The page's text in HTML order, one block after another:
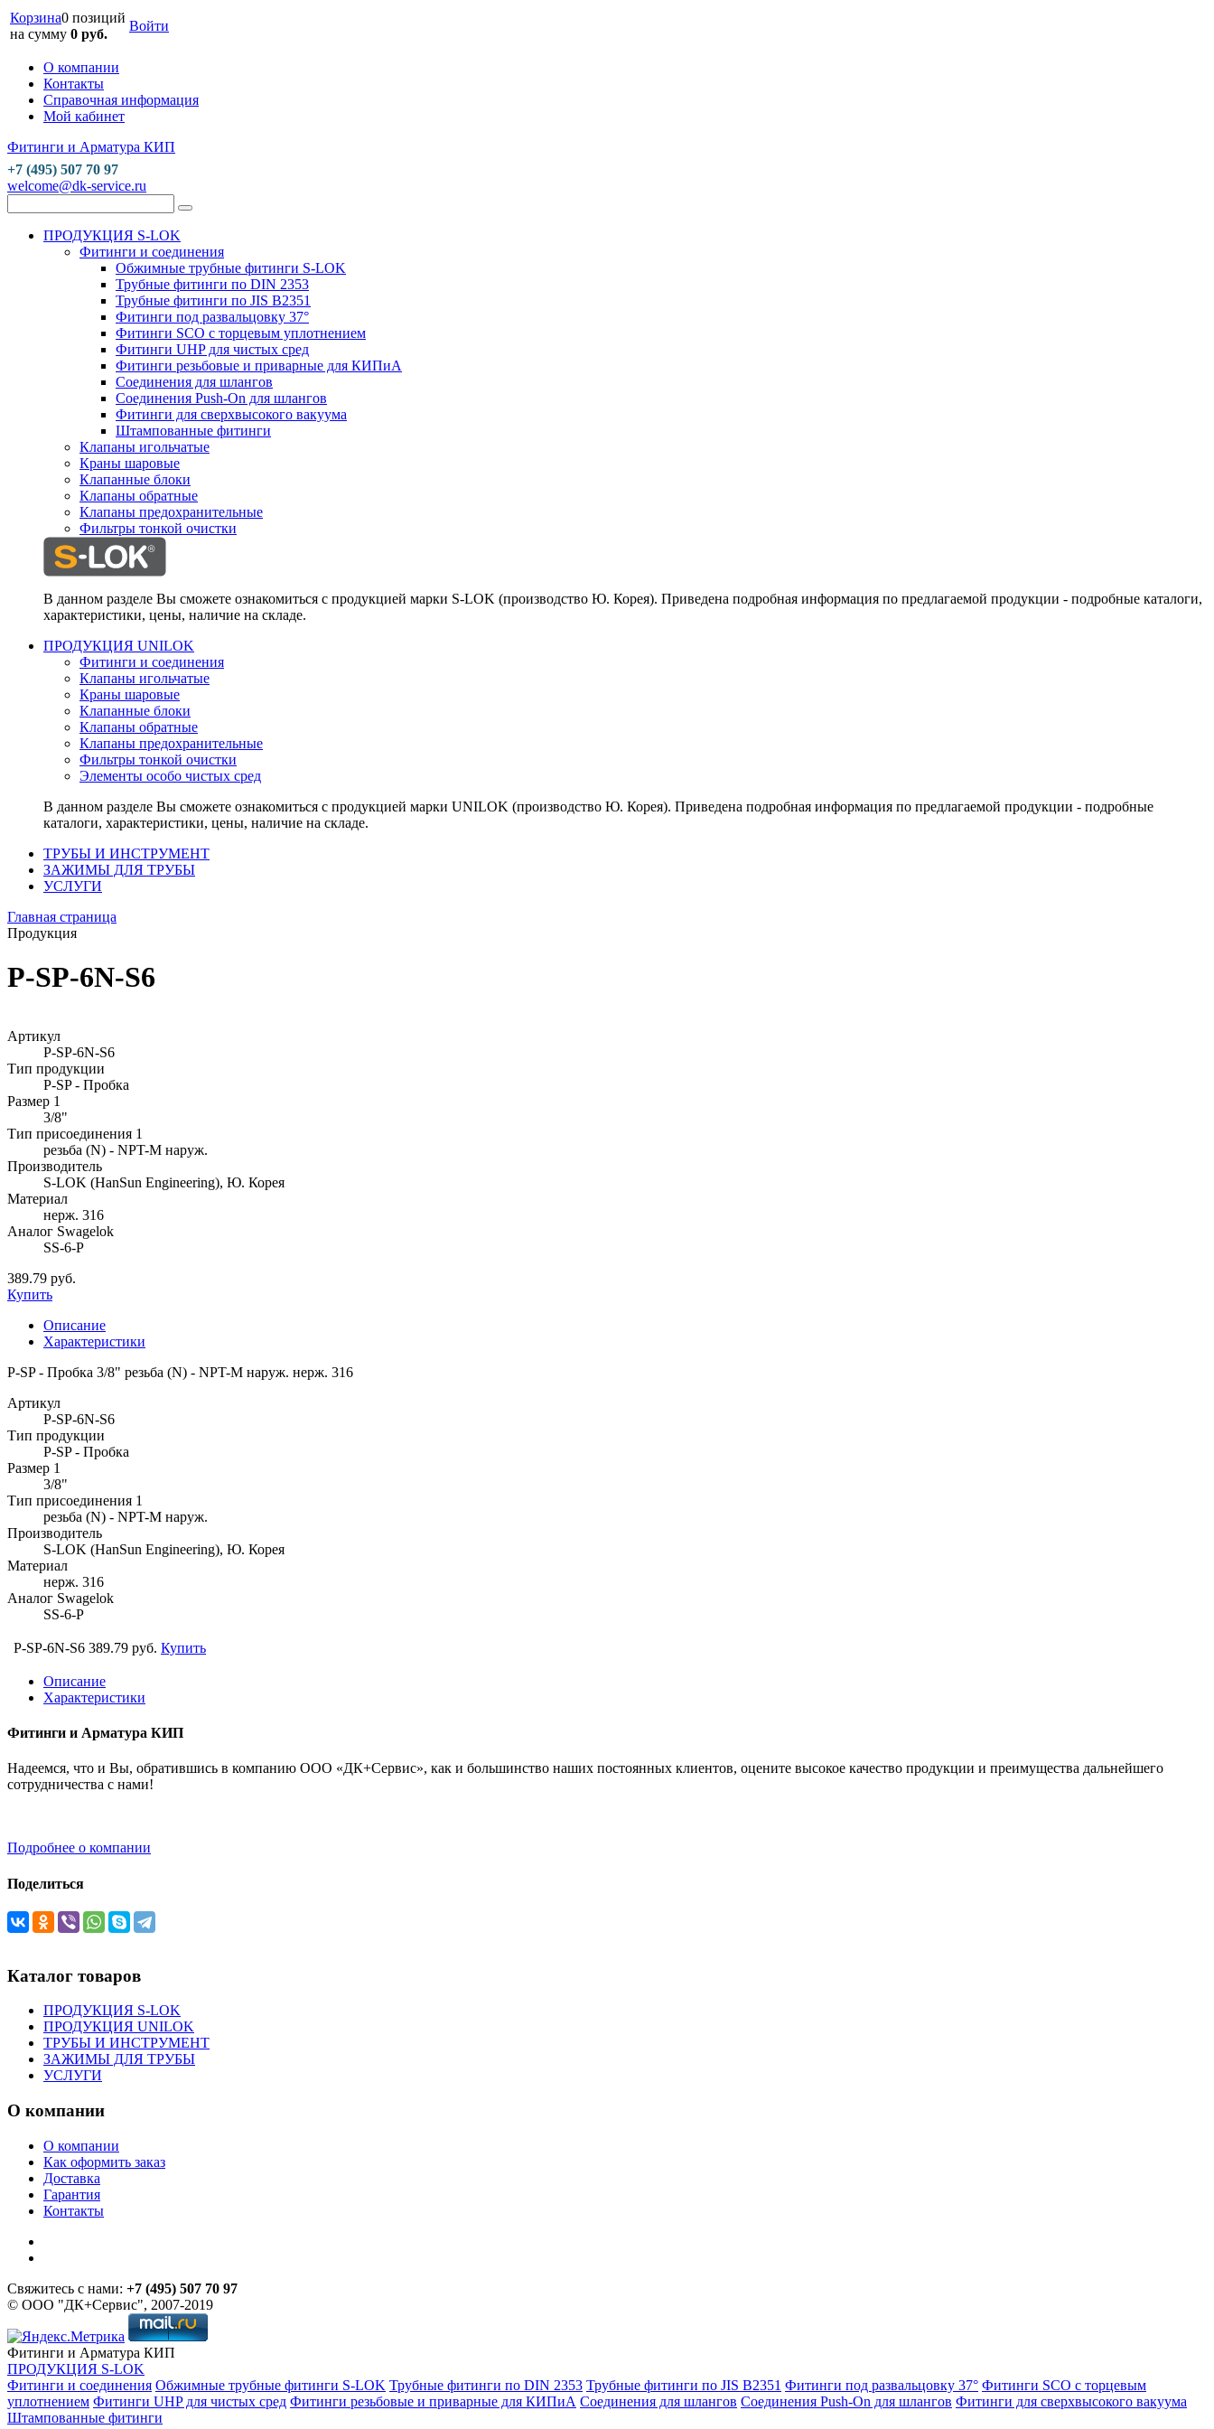
Корзина0 позиций
на сумму 0 руб.
Войти
О компании
Контакты
Справочная информация
Мой кабинет
Фитинги и Арматура КИП
+7 (495) 507 70 97
welcome@dk-service.ru
ПРОДУКЦИЯ S-LOK
Фитинги и соединения
Обжимные трубные фитинги S-LOK
Трубные фитинги по DIN 2353
Трубные фитинги по JIS B2351
Фитинги под развальцовку 37°
Фитинги SCO с торцевым уплотнением
Фитинги UHP для чистых сред
Фитинги резьбовые и приварные для КИПиА
Соединения для шлангов
Соединения Push-On для шлангов
Фитинги для сверхвысокого вакуума
Штампованные фитинги
Клапаны игольчатые
Краны шаровые
Клапанные блоки
Клапаны обратные
Клапаны предохранительные
Фильтры тонкой очистки
В данном разделе Вы сможете ознакомиться с продукцией марки S-LOK (производство Ю. Корея). Приведена подробная информация по предлагаемой продукции - подробные каталоги,
характеристики, цены, наличие на складе.
ПРОДУКЦИЯ UNILOK
Фитинги и соединения
Клапаны игольчатые
Краны шаровые
Клапанные блоки
Клапаны обратные
Клапаны предохранительные
Фильтры тонкой очистки
Элементы особо чистых сред
В данном разделе Вы сможете ознакомиться с продукцией марки UNILOK (производство Ю. Корея). Приведена подробная информация по предлагаемой продукции - подробные
каталоги, характеристики, цены, наличие на складе.
ТРУБЫ И ИНСТРУМЕНТ
ЗАЖИМЫ ДЛЯ ТРУБЫ
УСЛУГИ
Главная страница
Продукция
P-SP-6N-S6
Артикул
P-SP-6N-S6
Тип продукции
P-SP - Пробка
Размер 1
3/8"
Тип присоединения 1
резьба (N) - NPT-M наруж.
Производитель
S-LOK (HanSun Engineering), Ю. Корея
Материал
нерж. 316
Аналог Swagelok
SS-6-P
389.79 руб.
Купить
Описание
Характеристики
P-SP - Пробка 3/8" резьба (N) - NPT-M наруж. нерж. 316
Артикул
P-SP-6N-S6
Тип продукции
P-SP - Пробка
Размер 1
3/8"
Тип присоединения 1
резьба (N) - NPT-M наруж.
Производитель
S-LOK (HanSun Engineering), Ю. Корея
Материал
нерж. 316
Аналог Swagelok
SS-6-P
P-SP-6N-S6 389.79 руб. Купить
Описание
Характеристики
Фитинги и Арматура КИП
Надеемся, что и Вы, обратившись в компанию ООО «ДК+Сервис», как и большинство наших постоянных клиентов, оцените высокое качество продукции и преимущества дальнейшего
сотрудничества с нами!
Подробнее о компании
Поделиться
Каталог товаров
ПРОДУКЦИЯ S-LOK
ПРОДУКЦИЯ UNILOK
ТРУБЫ И ИНСТРУМЕНТ
ЗАЖИМЫ ДЛЯ ТРУБЫ
УСЛУГИ
О компании
О компании
Как оформить заказ
Доставка
Гарантия
Контакты
Свяжитесь с нами: +7 (495) 507 70 97
© ООО "ДК+Сервис", 2007-2019
Фитинги и Арматура КИП
ПРОДУКЦИЯ S-LOK
Фитинги и соединения Обжимные трубные фитинги S-LOK Трубные фитинги по DIN 2353 Трубные фитинги по JIS B2351 Фитинги под развальцовку 37° Фитинги SCO с торцевым
уплотнением Фитинги UHP для чистых сред Фитинги резьбовые и приварные для КИПиА Соединения для шлангов Соединения Push-On для шлангов Фитинги для сверхвысокого вакуума
Штампованные фитинги